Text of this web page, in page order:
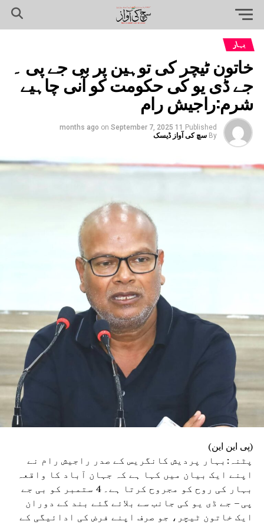
بہار
خاتون ٹیچر کی توہین پر بی جے پی ۔
جے ڈی یو کی حکومت کو آنی چاہیے
شرم:راجیش رام
Published
11 months ago
on September 7, 2025
By سچ کی آواز ڈیسک
(پی این این)
پٹنہ:بہار پردیش کانگریس کے صدر راجیش رام نے
اپنے ایک بیان میں کہا ہے کہ جہان آباد کا واقعہ
بہار کی روح کو مجروح کرتا ہے۔ 4 ستمبر کو بی جے
پی – جے ڈی یو کی جانب سے بلائے گئے بند کے دوران
ایک خاتون ٹیچر، جو صرف اپنے فرض کی ادائیگی کے